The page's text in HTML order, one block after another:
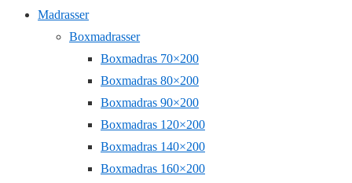
Madrasser
Boxmadrasser
Boxmadras 70×200
Boxmadras 80×200
Boxmadras 90×200
Boxmadras 120×200
Boxmadras 140×200
Boxmadras 160×200